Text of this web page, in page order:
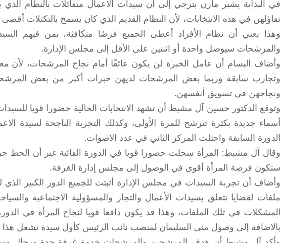
في البداية يشير مازن بترجي إلى أن سيدات الأعمال متفائلات بالنظام
تفاؤلهن في هذه الانتخابات، لأن النظام القديم الذي كان يسمح بالتكتلات
وهذا يعني أن نظام الأفراد أعطى الجميع فرصًا متكافئة، بمن فيهم
والمرشحات سيوصل واحدة أو اثنتين على الأقل إلى مجلس الإدارة.
وأضاف البسام أن عامل الخبرة لن يكون عائقًا أمام نجاح المرشحات، لأن
وتجارب سابقة وربما بعض المرشحات لديهن خبرات أكبر من بعض
ونجاحهن في تسويق أنفسهن.
وتوقع الدكتور حسين آل مشيط أن تشهد الانتخابات الحالية حضورا قويا
أسماء جديدة بكثرة تترشح للمرة الأولى، وكذلك التجربة الناجحة لسيدة
الدورة السابقة واحتلت المركز الثاني في عدد الاصوات.
وقال آل مشيط: المرأة سجلت حضورا قويا في الدورة الفائتة غير أن الحظ
ستكون فرصة المرأة أقوى في الوصول إلى مجلس إدارة الغرفة.
وأضاف أن تجربة السيدات في مجلس الإدارة أثبتت للجميع الدور الكبير
ملفات لقضايا تتعلق بسيدات الأعمال والتجار والمسؤولية الاجتماعية
المشكلات في تلك الملفات، وهذا قد يكون دافعا قويا لنجاح المرأة في
بالاضافة إلى وصول منى السليمان لمنصب نائب الرئيس كأول سيدة تشغل